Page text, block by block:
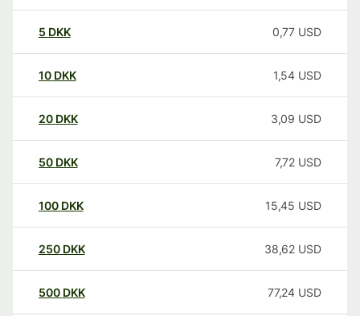
5 DKK 0,77 USD
10 DKK 1,54 USD
20 DKK 3,09 USD
50 DKK 7,72 USD
100 DKK 15,45 USD
250 DKK 38,62 USD
500 DKK 77,24 USD